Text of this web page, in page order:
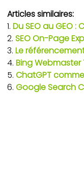
Articles similaires:
Du SEO au GEO
SEO On-Page
Le
Bing Webmaster
ChatGPT
Google Search